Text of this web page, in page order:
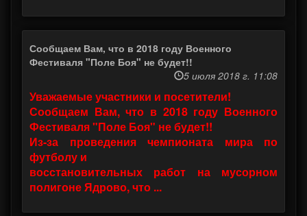
Сообщаем Вам, что в 2018 году Военного
Фестиваля "Поле Боя" не будет!!
5 июля 2018 г. 11:08
Уважаемые участники и посетители!
Сообщаем Вам, что в 2018 году Военного
Фестиваля "Поле Боя" не будет!!
Из-за проведения чемпионата мира по
футболу и
восстановительных работ на мусорном
полигоне Ядрово, что ...